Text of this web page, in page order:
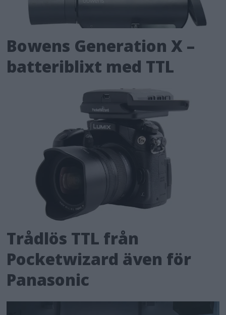
Bowens Generation X –
batteriblixt med TTL
Trådlös TTL från
Pocketwizard även för
Panasonic